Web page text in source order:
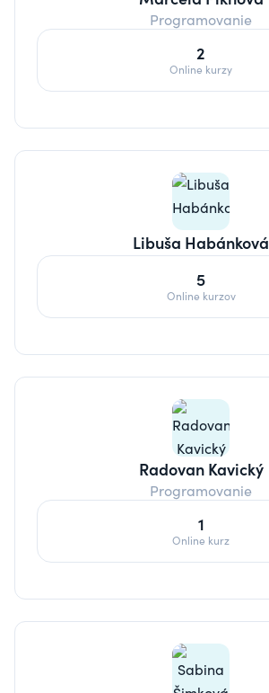
Programovanie
2
Online kurzy
Libuša Habánková
5
Online kurzov
Radovan Kavický
Programovanie
1
Online kurz